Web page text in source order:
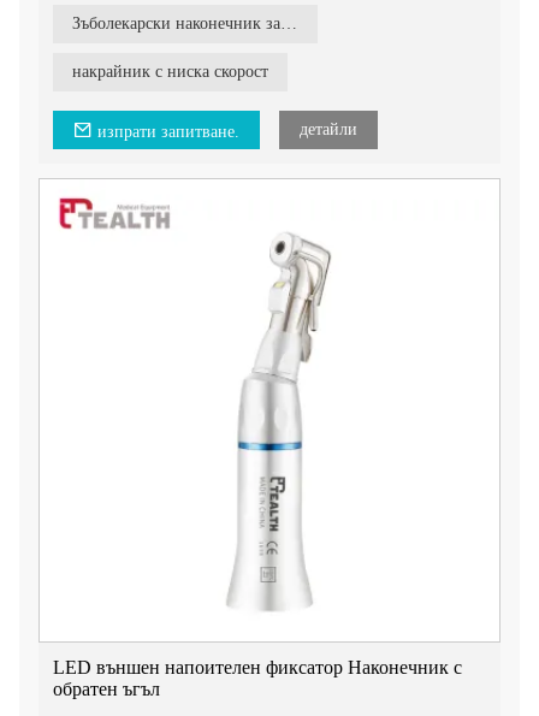
накрайник с ниска скорост
изпрати запитване. детайли
LED външен напоителен фиксатор Наконечник с
обратен ъгъл